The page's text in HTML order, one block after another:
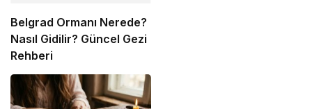
Belgrad Ormanı Nerede?
Nasıl Gidilir? Güncel Gezi
Rehberi